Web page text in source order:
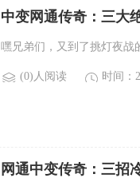
中变网通传奇：三大
嘿兄弟们，又到了挑灯夜战
(0)人阅读 时间：
网通中变传奇：三招